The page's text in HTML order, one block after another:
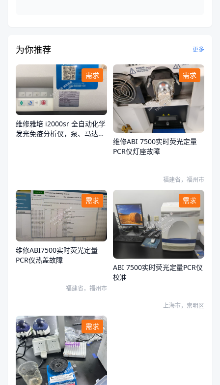
为你推荐 更多
需求
维修雅培 i2000sr 全自动化学
发光免疫分析仪，泵、马达、
需求
维修ABI 7500实时荧光定量
PCR仪灯座故障
福建省，福州市
需求
维修ABI7500实时荧光定量
PCR仪热盖故障
福建省，福州市
需求
ABI 7500实时荧光定量PCR仪
校准
上海市，崇明区
需求